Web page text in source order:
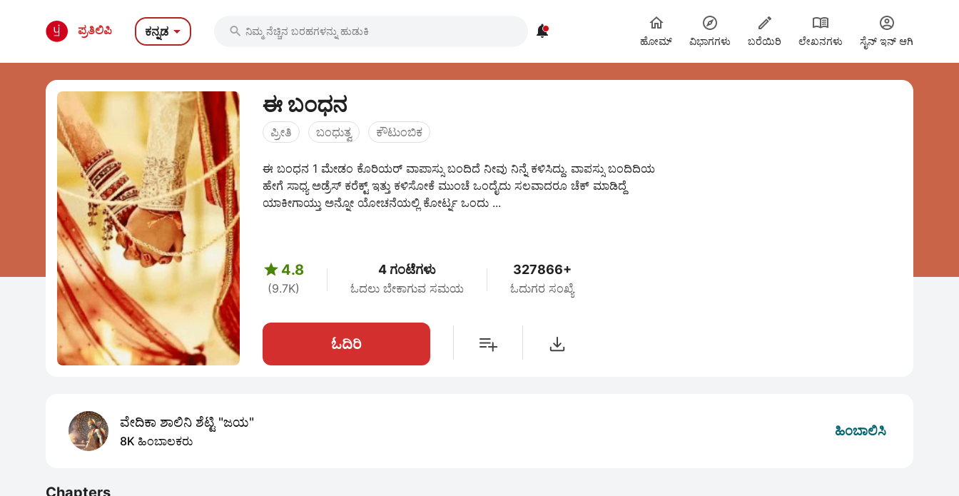
ಪ್ರತಿಲಿಪಿ ಕನ್ನಡ   
ಹೋಮ್ ವಿಭಾಗಗಳು ಬರೆಯಿರಿ ಲೇಖನಗಳು ಸೈನ್ ಇನ್ ಆಗಿ
ಈ ಬಂಧನ
ಪ್ರೀತಿ ಬಂಧುತ್ವ ಕೌಟುಂಬಿಕ
ಈ ಬಂಧನ 1 ಮೇಡಂ ಕೊರಿಯರ್ ವಾಪಾಸ್ಸು ಬಂದಿದೆ ನೀವು ನಿನ್ನೆ ಕಳಿಸಿದ್ದು. ವಾಪಸ್ಸು ಬಂದಿದಿಯ
ಹೇಗೆ ಸಾಧ್ಯ ಅಡ್ರೆಸ್ ಕರೆಕ್ಟ್ ಇತ್ತು ಕಳಿಸೋಕೆ ಮುಂಚೆ ಒಂದೈದು ಸಲವಾದರೂ ಚೆಕ್ ಮಾಡಿದ್ದೆ
ಯಾಕೀಗಾಯ್ತು ಅನ್ನೋ ಯೋಚನೆಯಲ್ಲಿ ಕೋರ್ಟ್ನ ಒಂದು ...
 4.8
(9.7K)
4 ಗಂಟೆಗಳು
ಓದಲು ಬೇಕಾಗುವ ಸಮಯ
327866+
ಓದುಗರ ಸಂಖ್ಯೆ
ಓದಿರಿ
ವೇದಿಕಾ ಶಾಲಿನಿ ಶೆಟ್ಟಿ "ಜಯ"
8K ಹಿಂಬಾಲಕರು
ಹಿಂಬಾಲಿಸಿ
Chapters